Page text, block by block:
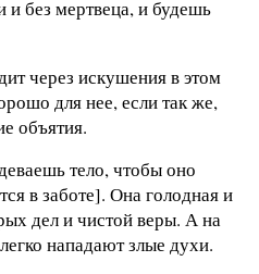
и без мертвеца, и будешь
через искушения в этом
для нее, если так же,
объятия.
тело, чтобы оно
в заботе]. Она голодная и
дел и чистой веры. А на
нападают злые духи.